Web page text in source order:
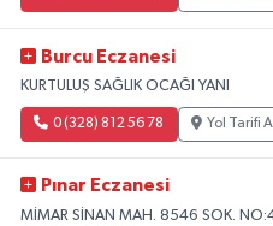
Burcu Eczanesi
KURTULUŞ SAĞLIK OCAĞI YANI
0 (328) 812 56 78 Yol Tarifi Al
Pınar Eczanesi
MİMAR SİNAN MAH. 8546 SOK. NO:4